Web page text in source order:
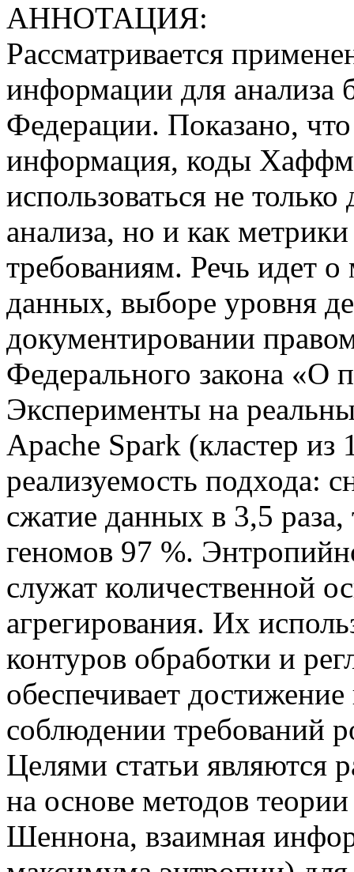
АННОТАЦИЯ:
Рассматривается
информации для анализа
Федерации. Показано,
информация, коды
использоваться не
анализа, но и как
требованиям. Речь идет
данных, выборе уровня
документировании
Федерального закона «О
Эксперименты на
Apache Spark (кластер из
реализуемость подхода:
сжатие данных в 3,5
геномов 97 %.
служат количественной
агрегирования. Их
контуров обработки и
обеспечивает
соблюдении требований
Целями статьи являются
на основе методов
Шеннона, взаимная